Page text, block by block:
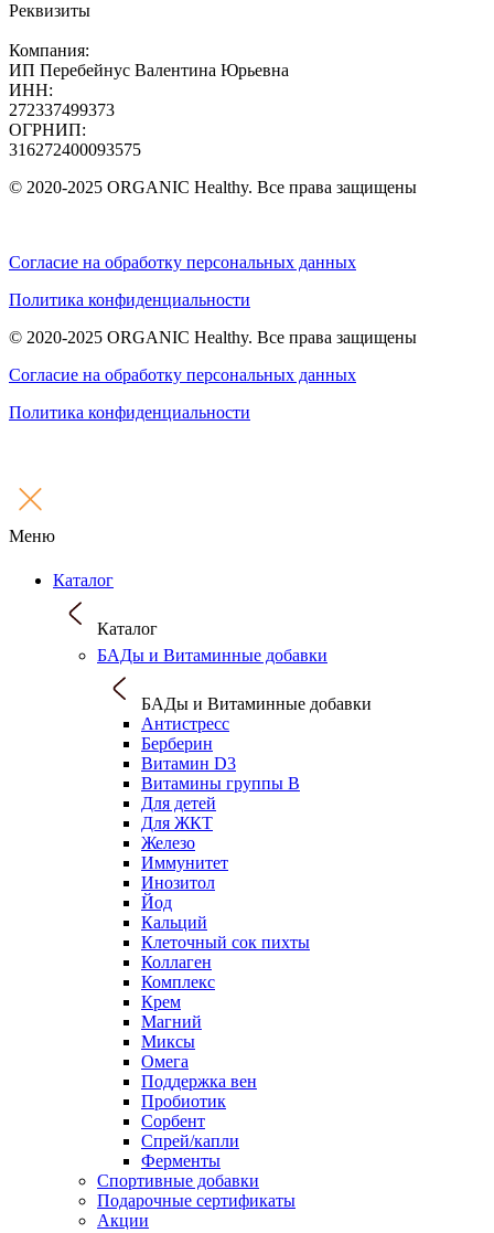
Реквизиты
Компания:
ИП Перебейнус Валентина Юрьевна
ИНН:
272337499373
ОГРНИП:
316272400093575
© 2020-2025 ORGANIC Healthy. Все права защищены
Согласие на обработку персональных данных
Политика конфиденциальности
© 2020-2025 ORGANIC Healthy. Все права защищены
Согласие на обработку персональных данных
Политика конфиденциальности
Меню
Каталог
Каталог
БАДы и Витаминные добавки
БАДы и Витаминные добавки
Антистресс
Берберин
Витамин D3
Витамины группы B
Для детей
Для ЖКТ
Железо
Иммунитет
Инозитол
Йод
Кальций
Клеточный сок пихты
Коллаген
Комплекс
Крем
Магний
Миксы
Омега
Поддержка вен
Пробиотик
Сорбент
Спрей/капли
Ферменты
Спортивные добавки
Подарочные сертификаты
Акции